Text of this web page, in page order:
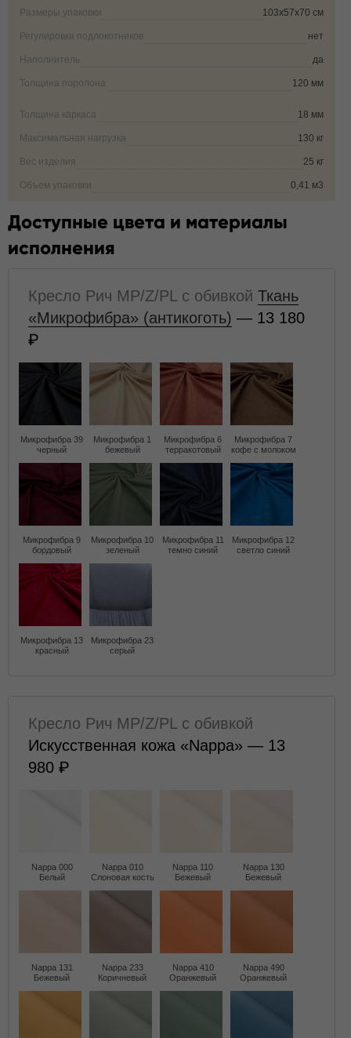
Размеры упаковки 103х57х70 см
Регулировка подлокотников нет
Наполнитель да
Толщина поролона 120 мм
Толщина каркаса 18 мм
Максимальная нагрузка 130 кг
Вес изделия 25 кг
Объем упаковки 0,41 м3
Доступные цвета и материалы
исполнения
Кресло Рич MP/Z/PL с обивкой Ткань
«Микрофибра» (антикоготь) — 13 180
Микрофибра 39
черный
Микрофибра 1
бежевый
Микрофибра 6
терракотовый
Микрофибра 7
кофе с молоком
Микрофибра 9
бордовый
Микрофибра 10
зеленый
Микрофибра 11
темно синий
Микрофибра 12
светло синий
Микрофибра 13
красный
Микрофибра 23
серый
Кресло Рич MP/Z/PL с обивкой
Искусственная кожа «Nappa» — 13
980
Nappa 000
Белый
Nappa 010
Слоновая кость
Nappa 110
Бежевый
Nappa 130
Бежевый
Nappa 131
Бежевый
Nappa 233
Коричневый
Nappa 410
Оранжевый
Nappa 490
Оранжевый